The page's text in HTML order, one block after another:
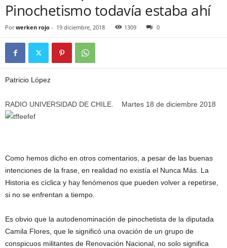
Pinochetismo todavía estaba ahí
Por werken rojo - 19 diciembre, 2018 1309 0
Patricio López
RADIO UNIVERSIDAD DE CHILE. Martes 18 de diciembre 2018
Como hemos dicho en otros comentarios, a pesar de las buenas
intenciones de la frase, en realidad no existía el Nunca Más. La
Historia es cíclica y hay fenómenos que pueden volver a repetirse,
si no se enfrentan a tiempo.
Es obvio que la autodenominación de pinochetista de la diputada
Camila Flores, que le significó una ovación de un grupo de
conspicuos militantes de Renovación Nacional, no solo significa